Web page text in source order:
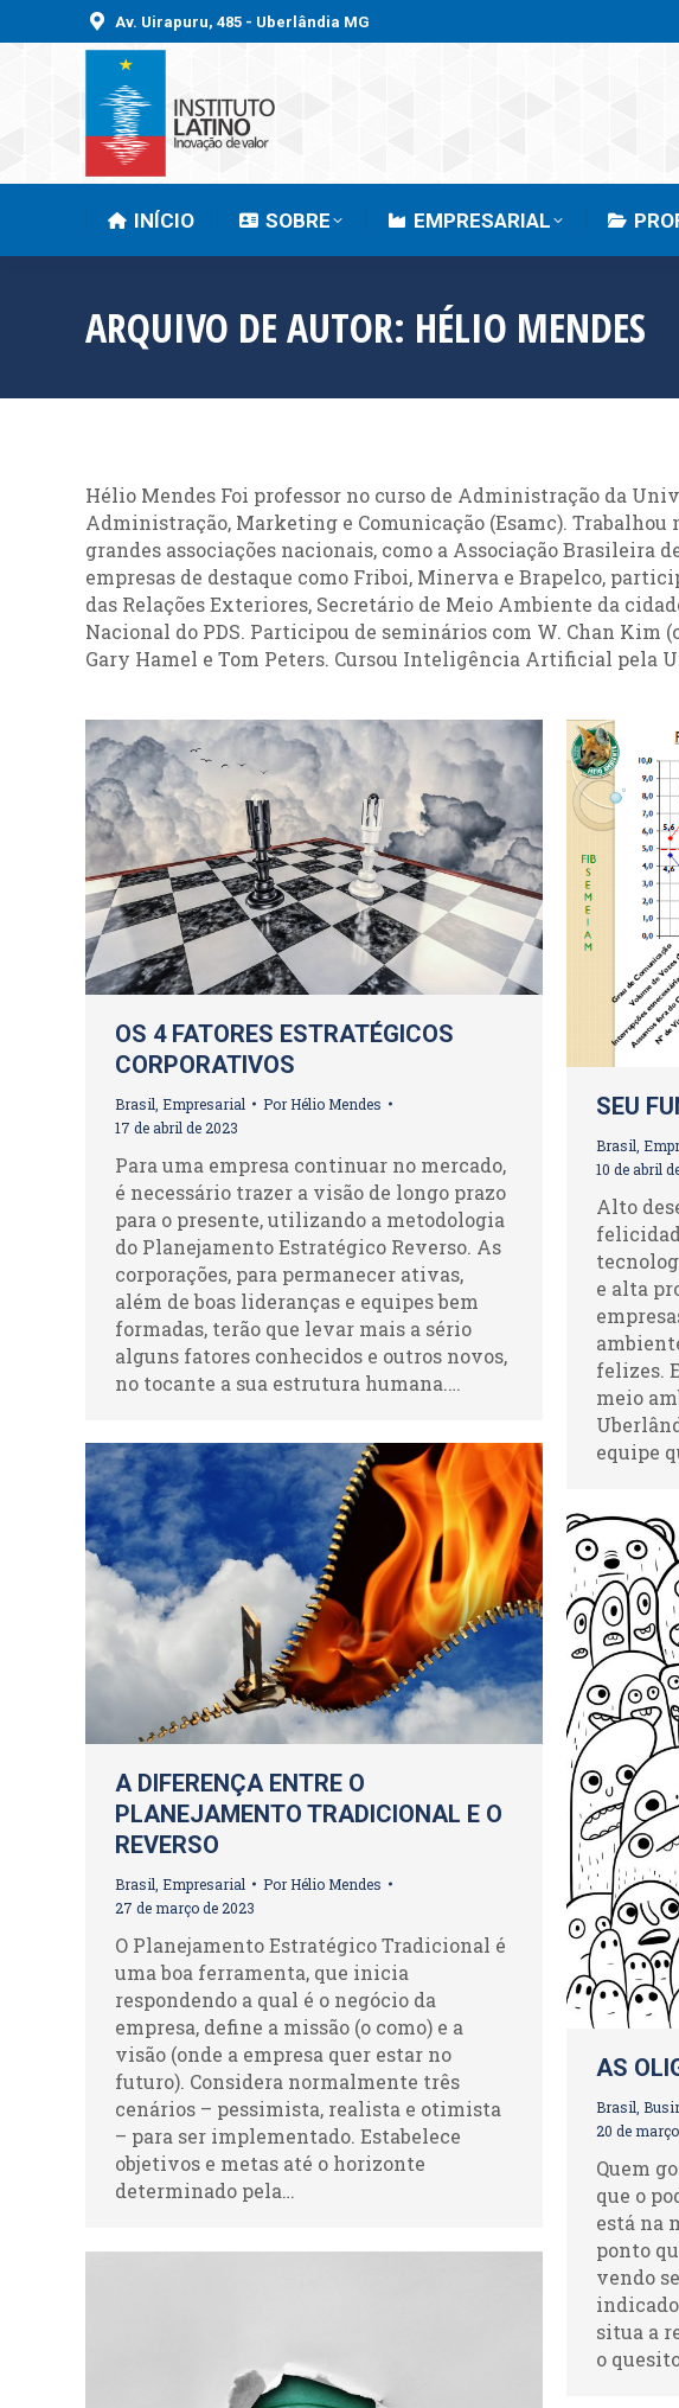
Av. Uirapuru, 485 - Uberlândia MG
INÍCIO SOBRE EMPRESARIAL
ARQUIVO DE AUTOR: HÉLIO MENDES
Hélio Mendes Foi professor no curso de Administração da
Administração, Marketing e Comunicação (Esamc). Trabalhou
grandes associações nacionais, como a Associação Brasileira
empresas de destaque como Friboi, Minerva e Brapelco,
das Relações Exteriores, Secretário de Meio Ambiente da
Nacional do PDS. Participou de seminários com W. Chan
Gary Hamel e Tom Peters. Cursou Inteligência Artificial pela
OS 4 FATORES ESTRATÉGICOS
CORPORATIVOS
Brasil Empresarial PorHélio Mendes
17 de abril de 2023
Para uma empresa continuar no mercado,
é necessário trazer a visão de longo prazo
para o presente, utilizando a metodologia
do Planejamento Estratégico Reverso. As
corporações, para permanecer ativas,
além de boas lideranças e equipes bem
formadas, terão que levar mais a sério
alguns fatores conhecidos e outros novos,
no tocante a sua estrutura humana.…
SEU
Brasil
10 de abril
Alto
e alta
felizes.
meio
equipe
A DIFERENÇA ENTRE O
PLANEJAMENTO TRADICIONAL E O
REVERSO
Brasil Empresarial PorHélio Mendes
27 de março de 2023
O Planejamento Estratégico Tradicional é
uma boa ferramenta, que inicia
respondendo a qual é o negócio da
empresa, define a missão (o como) e a
visão (onde a empresa quer estar no
futuro). Considera normalmente três
cenários – pessimista, realista e otimista
– para ser implementado. Estabelece
objetivos e metas até o horizonte
determinado pela…
AS
Brasil
20 de
Quem
que o
está na
ponto
vendo
situa a
o